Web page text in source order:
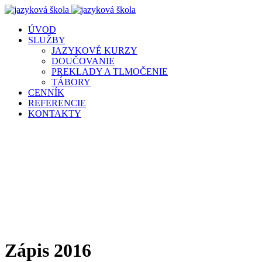
ÚVOD
SLUŽBY
JAZYKOVÉ KURZY
DOUČOVANIE
PREKLADY A TLMOČENIE
TÁBORY
CENNÍK
REFERENCIE
KONTAKTY
Zápis 2016